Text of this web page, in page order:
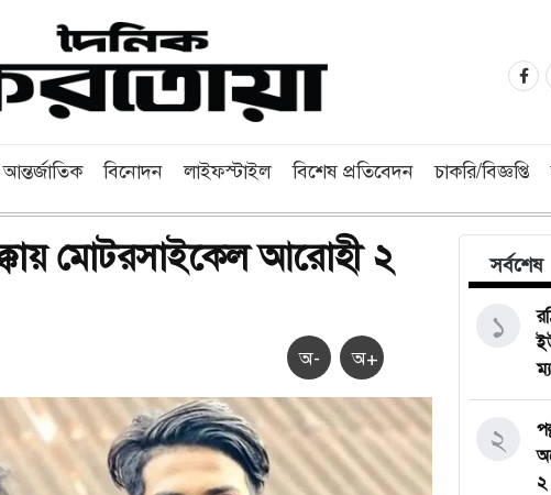
আন্তর্জাতিক বিনোদন লাইফস্টাইল বিশেষ প্রতিবেদন চাকরি/বিজ্ঞপ্তি
মোটরসাইকেল আরোহী ২
অ- অ+
সর্বশেষ
১
২
২